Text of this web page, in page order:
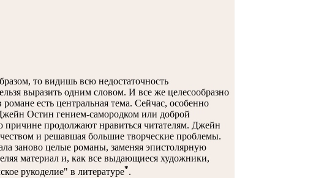
то видишь всю недостаточность
выразить одним словом. И все же целесообразно
есть центральная тема. Сейчас, особенно
Остин гением-самородком или доброй
причине продолжают нравиться читателям. Джейн
и решавшая большие творческие проблемы.
заново целые романы, заменяя эпистолярную
материал и, как все выдающиеся художники,
рукоделие" в литературе*.